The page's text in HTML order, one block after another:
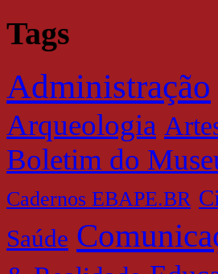
Tags
Administração
Arqueologia
Boletim do
Cadernos EBAPE.BR
Saúde